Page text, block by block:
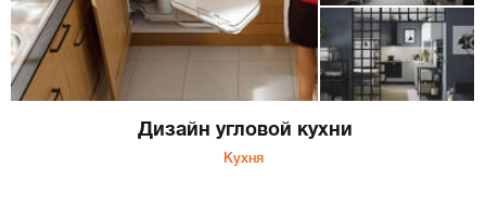
Дизайн угловой кухни
Кухня